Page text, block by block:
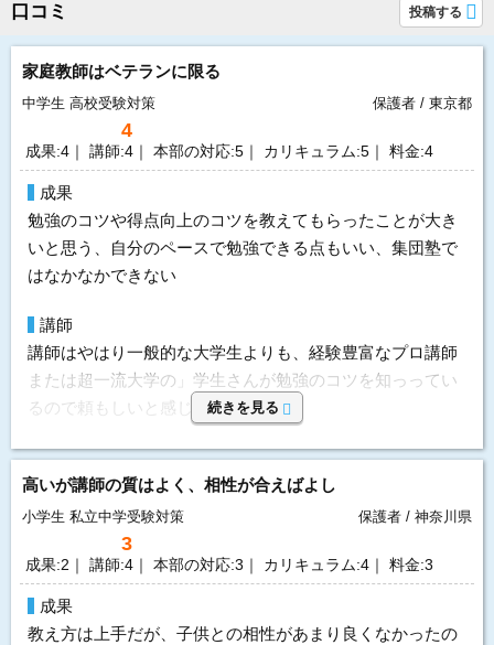
口コミ 投稿する
家庭教師はベテランに限る
中学生 高校受験対策 保護者 / 東京都
4
成果:4｜ 講師:4｜ 本部の対応:5｜ カリキュラム:5｜ 料金:4
成果
勉強のコツや得点向上のコツを教えてもらったことが大き
いと思う、自分のペースで勉強できる点もいい、集団塾で
はなかなかできない
講師
講師はやはり一般的な大学生よりも、経験豊富なプロ講師
または超一流大学の」学生さんが勉強のコツを知っってい
るので頼もしいと感じました
本部の対応
本部の対応としては教師の変更に対して、すぐに対応する
までに時間がかかりました
指導方針&カリキュラム
カリキュラムは個別に作成していただけますが、しっかり
と要望を反映させるのがいいと思います
続きを見る
高いが講師の質はよく、相性が合えばよし
小学生 私立中学受験対策 保護者 / 神奈川県
3
成果:2｜ 講師:4｜ 本部の対応:3｜ カリキュラム:4｜ 料金:3
成果
教え方は上手だが、子供との相性があまり良くなかったの